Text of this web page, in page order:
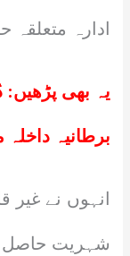
ادارہ متعلقہ
یہ بھی پڑھیں:
برطانیہ
انہوں نے غیر
شہریت حاصل